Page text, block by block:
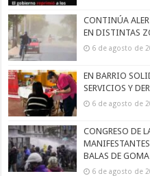
CONTINÚA
EN DISTINTAS
6 de agosto de
EN BARRIO
SERVICIOS Y
6 de agosto de
CONGRESO DE
BALAS DE GOMA
6 de agosto de